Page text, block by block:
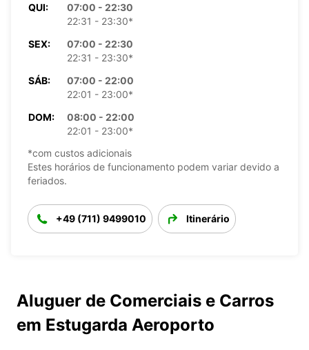
QUI:
07:00 - 22:30
22:31 - 23:30*
SEX:
07:00 - 22:30
22:31 - 23:30*
SÁB:
07:00 - 22:00
22:01 - 23:00*
DOM:
08:00 - 22:00
22:01 - 23:00*
*com custos adicionais
Estes horários de funcionamento podem variar devido a
feriados.
+49 (711) 9499010 Itinerário
Aluguer de Comerciais e Carros
em Estugarda Aeroporto